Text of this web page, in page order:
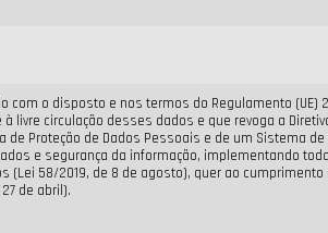
o disposto e nos termos do Regulamento (UE)
circulação desses dados e que revoga a
de Proteção de Dados Pessoais e de um Sistema
e segurança da informação, implementando
(Lei 58/2019, de 8 de agosto), quer ao
de abril).